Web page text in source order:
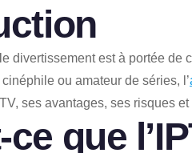
divertissement est à portée de
ou amateur de séries, l’
ses avantages, ses risques
ce que